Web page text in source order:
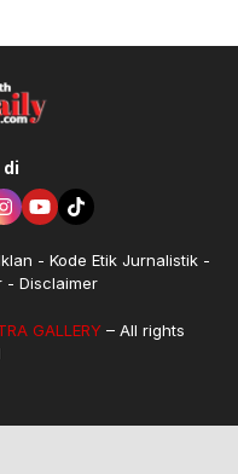
di
Kode Etik Jurnalistik
Disclaimer
GALLERY– All rights